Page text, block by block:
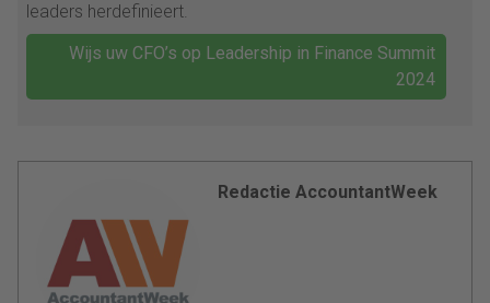
leaders herdefinieert.
Wijs uw CFO’s op Leadership in Finance Summit
2024
Redactie AccountantWeek